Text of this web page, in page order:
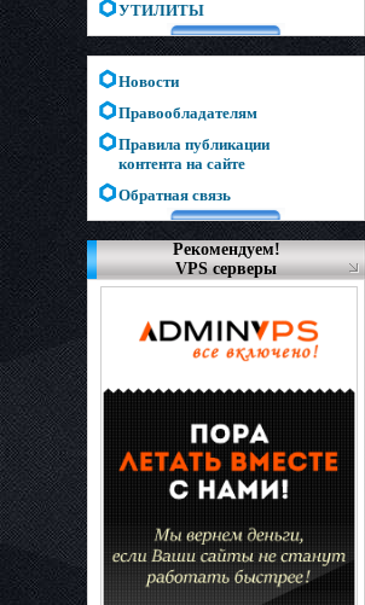
УТИЛИТЫ
Новости
Правообладателям
Правила публикации
контента на сайте
Обратная связь
Рекомендуем!
VPS серверы